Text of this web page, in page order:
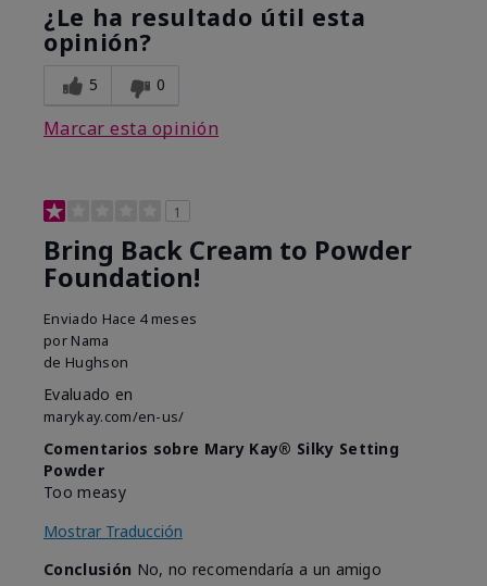
¿Le ha resultado útil esta
opinión?
5 0
Marcar esta opinión
1
Bring Back Cream to Powder
Foundation!
Enviado Hace 4 meses
por Nama
de Hughson
Evaluado en
marykay.com/en-us/
Comentarios sobre Mary Kay® Silky Setting
Powder
Too measy
Mostrar Traducción
Conclusión No, no recomendaría a un amigo